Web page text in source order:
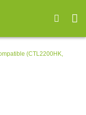
(CTL2200HK,